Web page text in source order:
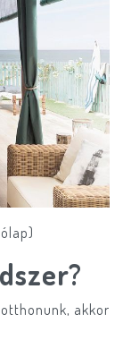
akkor